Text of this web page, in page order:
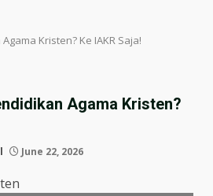
Kristen? Ke IAKR Saja!
Agama Kristen?
June 22, 2026